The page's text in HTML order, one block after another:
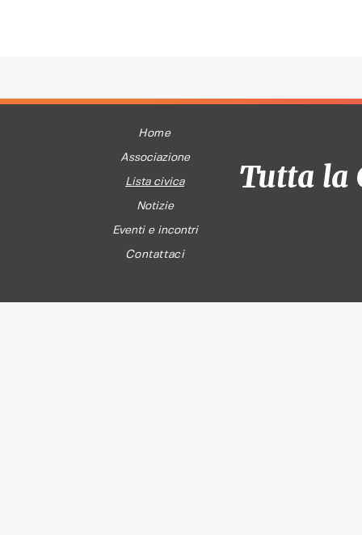
Home
Associazione
Lista civica
Notizie
Eventi e incontri
Contattaci
Tutta la